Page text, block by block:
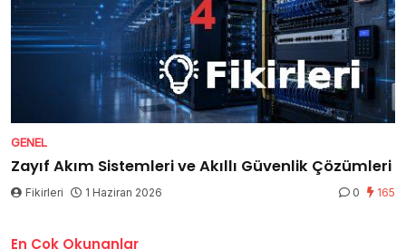
GENEL
Zayıf Akım Sistemleri ve Akıllı Güvenlik Çözümleri
Fikirleri 1 Haziran 2026 0 165
En Çok Okunanlar